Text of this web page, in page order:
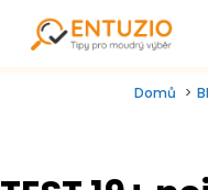
Domů